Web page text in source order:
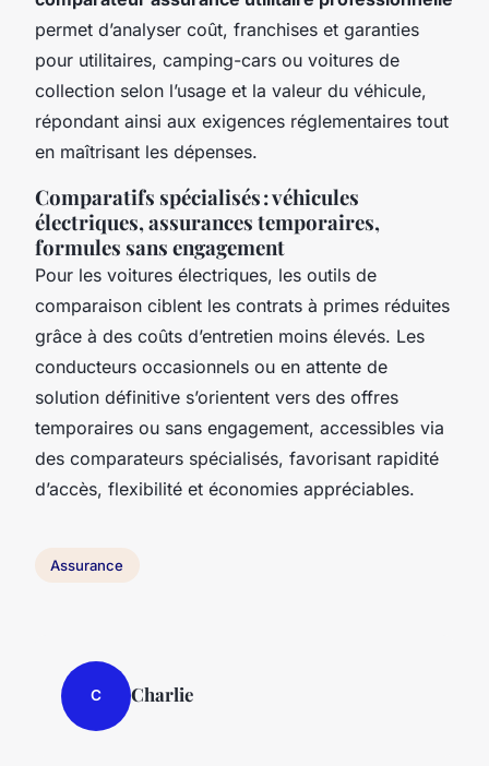
permet d’analyser coût, franchises et garanties
pour utilitaires, camping-cars ou voitures de
collection selon l’usage et la valeur du véhicule,
répondant ainsi aux exigences réglementaires tout
en maîtrisant les dépenses.
Comparatifs spécialisés : véhicules
électriques, assurances temporaires,
formules sans engagement
Pour les voitures électriques, les outils de
comparaison ciblent les contrats à primes réduites
grâce à des coûts d’entretien moins élevés. Les
conducteurs occasionnels ou en attente de
solution définitive s’orientent vers des offres
temporaires ou sans engagement, accessibles via
des comparateurs spécialisés, favorisant rapidité
d’accès, flexibilité et économies appréciables.
Assurance
C Charlie